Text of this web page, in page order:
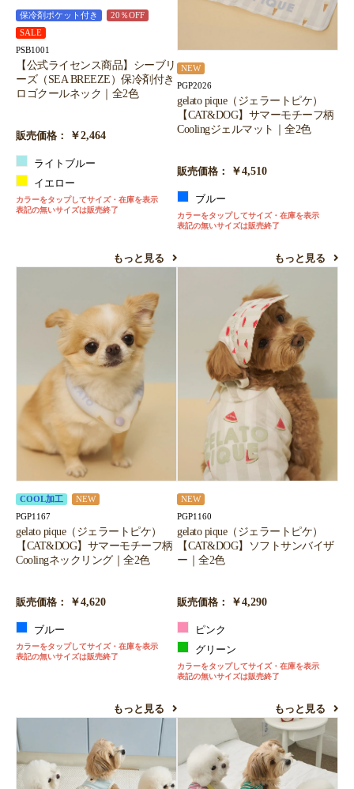
保冷剤ポケット付き
20％OFF
SALE
PSB1001
【公式ライセンス商品】シーブリ
ーズ（SEA BREEZE）保冷剤付き
ロゴクールネック｜全2色
販売価格： ￥2,464
ライトブルー
イエロー
カラーをタップしてサイズ・在庫を表示
表記の無いサイズは販売終了
もっと見る
NEW
PGP2026
gelato pique（ジェラートピケ）
【CAT&DOG】サマーモチーフ柄
Coolingジェルマット｜全2色
販売価格： ￥4,510
ブルー
カラーをタップしてサイズ・在庫を表示
表記の無いサイズは販売終了
もっと見る
COOL加工 NEW
PGP1167
gelato pique（ジェラートピケ）
【CAT&DOG】サマーモチーフ柄
Coolingネックリング｜全2色
販売価格： ￥4,620
ブルー
カラーをタップしてサイズ・在庫を表示
表記の無いサイズは販売終了
もっと見る
NEW
PGP1160
gelato pique（ジェラートピケ）
【CAT&DOG】ソフトサンバイザ
ー｜全2色
販売価格： ￥4,290
ピンク
グリーン
カラーをタップしてサイズ・在庫を表示
表記の無いサイズは販売終了
もっと見る